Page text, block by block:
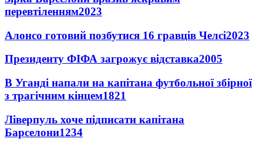
перевтіленням2023
Алонсо готовий позбутися 16 гравців Челсі2023
Президенту ФІФА загрожує відставка2005
В Уганді напали на капітана футбольної збірної
з трагічним кінцем1821
Ліверпуль хоче підписати капітана
Барселони1234